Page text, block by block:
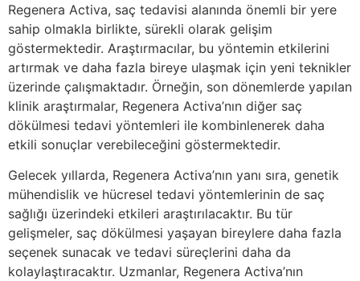
Regenera Activa, saç tedavisi alanında önemli bir yere
sahip olmakla birlikte, sürekli olarak gelişim
göstermektedir. Araştırmacılar, bu yöntemin etkilerini
artırmak ve daha fazla bireye ulaşmak için yeni teknikler
üzerinde çalışmaktadır. Örneğin, son dönemlerde yapılan
klinik araştırmalar, Regenera Activa’nın diğer saç
dökülmesi tedavi yöntemleri ile kombinlenerek daha
etkili sonuçlar verebileceğini göstermektedir.
Gelecek yıllarda, Regenera Activa’nın yanı sıra, genetik
mühendislik ve hücresel tedavi yöntemlerinin de saç
sağlığı üzerindeki etkileri araştırılacaktır. Bu tür
gelişmeler, saç dökülmesi yaşayan bireylere daha fazla
seçenek sunacak ve tedavi süreçlerini daha da
kolaylaştıracaktır. Uzmanlar, Regenera Activa’nın